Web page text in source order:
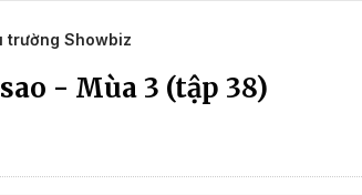
trường Showbiz
- Mùa 3 (tập 38)